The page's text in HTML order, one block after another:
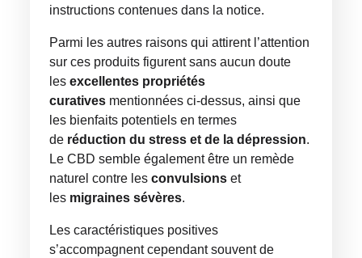
instructions contenues dans la notice.
Parmi les autres raisons qui attirent l’attention
sur ces produits figurent sans aucun doute
lesexcellentes propriétés
curatives mentionnées ci-dessus, ainsi que
les bienfaits potentiels en termes
de réduction du stress et de la dépression.
Le CBD semble également être un remède
naturel contre lesconvulsions et
les migraines sévères.
Les caractéristiques positives
s’accompagnent cependant souvent de